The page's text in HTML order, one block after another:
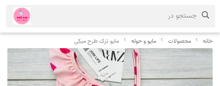
خانه محصولات مایو و حوله مایو ترک طرح میکی
جستجو در